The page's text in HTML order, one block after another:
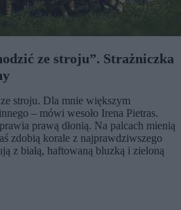
ze stroju”. Strażniczka
stroju. Dla mnie większym
– mówi wesoło Irena Pietras.
prawą dłonią. Na palcach mienią
zdobią korale z najprawdziwszego
z białą, haftowaną bluzką i zieloną